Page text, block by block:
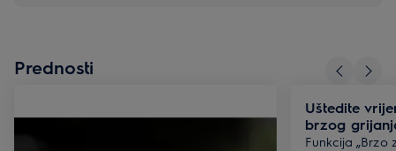
Prednosti
Uštedite
brzog
Funkcija „Brzo